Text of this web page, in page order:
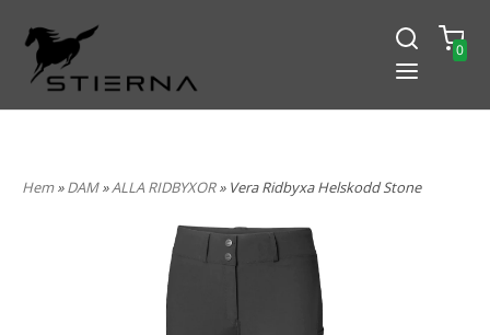
0
Hem»DAM»ALLA RIDBYXOR» Vera Ridbyxa Helskodd Stone